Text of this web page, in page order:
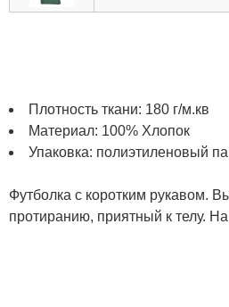
Плотность ткани: 180 г/м.кв
Материал: 100% Хлопок
Упаковка: полиэтиленовый
Футболка с коротким рукавом.
протиранию, приятный к телу.